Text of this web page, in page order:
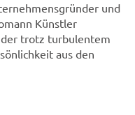
und
Künstler
der trotz turbulentem
aus den